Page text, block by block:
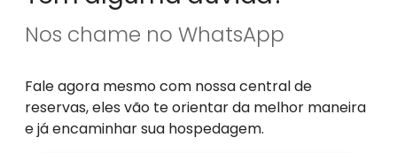
Nos chame no WhatsApp
Fale agora mesmo com nossa central de
reservas, eles vão te orientar da melhor maneira
e já encaminhar sua hospedagem.